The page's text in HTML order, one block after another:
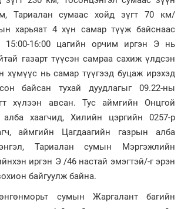
Тариалан сумаас хойд зүгт 70 км/
харьяат 4 хүн самар түүж байснаас
15:00-16:00 цагийн орчим иргэн Э нь
газарт түүсэн самраа сахиж үлдсэн
хүмүүс нь самар түүгээд буцаж ирэхэд
байсан тухай дуудлагыг 09.22-ны
хүлээн авсан. Тус аймгийн Онцгой
хаагчид, Хилийн цэргийн 0257-р
аймгийн Цагдаагийн газрын алба
Тариалан сумын Мэргэжлийн
иргэн Э /46 настай эмэгтэй/-г эрэн
байгуулж байна.
сумын Жаргалант багийн